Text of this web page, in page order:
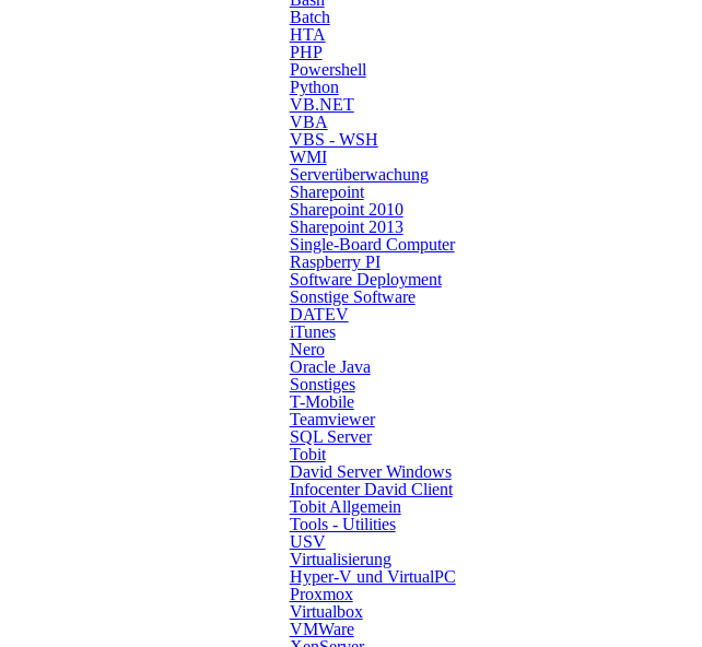
Batch
HTA
PHP
Powershell
Python
VB.NET
VBA
VBS - WSH
WMI
Serverüberwachung
Sharepoint
Sharepoint 2010
Sharepoint 2013
Single-Board Computer
Raspberry PI
Software Deployment
Sonstige Software
DATEV
iTunes
Nero
Oracle Java
Sonstiges
T-Mobile
Teamviewer
SQL Server
Tobit
David Server Windows
Infocenter David Client
Tobit Allgemein
Tools - Utilities
USV
Virtualisierung
Hyper-V und VirtualPC
Proxmox
Virtualbox
VMWare